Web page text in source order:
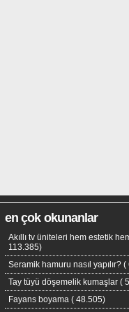
en çok okunanlar
Akıllı tv üniteleri hem estetik
113.385)
Seramik hamuru nasıl yapılır? (
Tay tüyü döşemelik kumaşlar (
Fayans boyama ( 48.505)